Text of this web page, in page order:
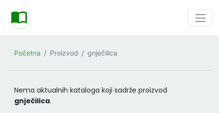
Početna Proizvod gnječilica
Nema aktualnih kataloga koji sadrže proizvod
gnječilica.